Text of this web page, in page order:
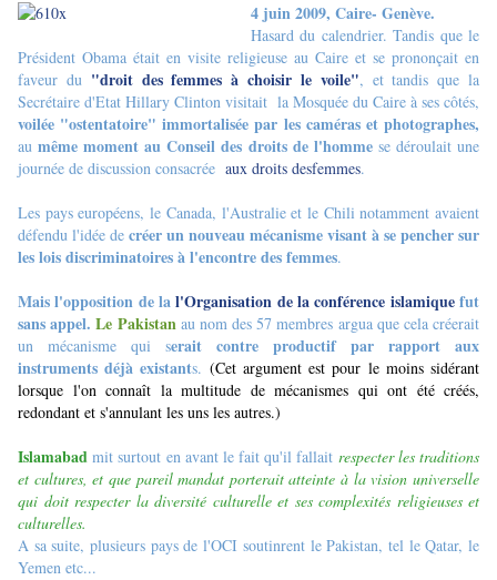
4 juin 2009, Caire- Genève.
Hasard du calendrier. Tandis que le
Président Obama était en visite religieuse au Caire et se prononçait en
faveur du "droit des femmes à choisir le voile", et tandis que la
Secrétaire d'Etat Hillary Clinton visitait la Mosquée du Caire à ses côtés,
voilée "ostentatoire" immortalisée par les caméras et photographes,
aumême moment au Conseil des droits de l'hommese déroulait une
journée de discussion consacrée aux droits desfemmes.
Les pays européens, le Canada, l'Australie et le Chili notamment avaient
défendu l'idée de créer un nouveau mécanisme visant à se pencher sur
les lois discriminatoires à l'encontre des femmes.
Mais l'opposition de lal'Organisation de la conférence islamiquefut
sans appel.Le Pakistan au nom des 57 membres argua que cela créerait
un mécanisme qui serait contre productif par rapport aux
instruments déjà existants. (Cet argument est pour le moins sidérant
lorsque l'on connaît la multitude de mécanismes qui ont été créés,
redondant et s'annulant les uns les autres.)
Islamabad mit surtout en avant le fait qu'il fallait respecter les traditions
et cultures, et que pareil mandat porterait atteinte à la vision universelle
qui doit respecter la diversité culturelle et ses complexités religieuses et
culturelles.
A sa suite, plusieurs pays de l'OCI soutinrent le Pakistan, tel le Qatar, le
Yemen etc...